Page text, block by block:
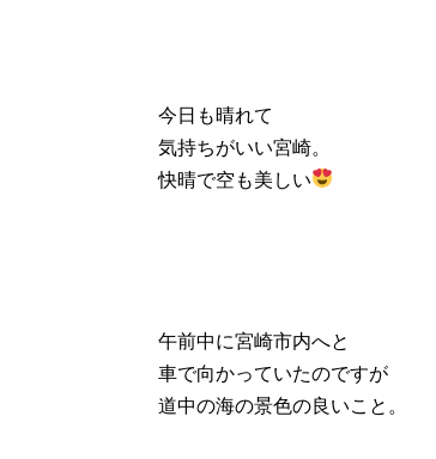
今日も晴れて
気持ちがいい宮崎。
快晴で空も美しい
午前中に宮崎市内へと
車で向かっていたのですが
道中の海の景色の良いこと。